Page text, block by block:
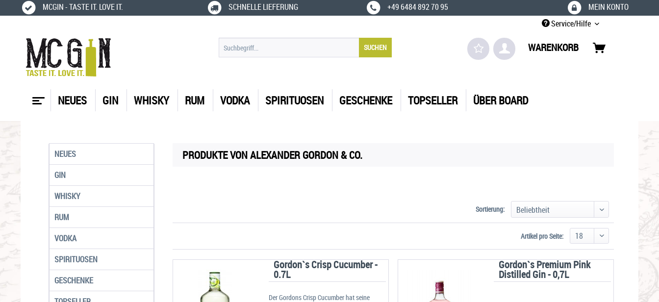
MCGIN - TASTE IT. LOVE IT. SCHNELLE LIEFERUNG +49 6484 892 70 95
MEIN KONTO
Service/Hilfe
SUCHEN WARENKORB
NEUES GIN WHISKY RUM VODKA SPIRITUOSEN GESCHENKE TOPSELLER ÜBER BOARD
NEUES
GIN
WHISKY
RUM
VODKA
SPIRITUOSEN
GESCHENKE
PRODUKTE VON ALEXANDER GORDON & CO.
Sortierung:
Artikel pro Seite:
Gordon`s Crisp Cucumber -
0.7L
Der Gordons Crisp Cucumber hat seine
Gordon`s Premium Pink
Distilled Gin - 0,7L